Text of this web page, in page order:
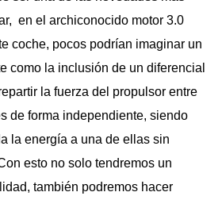
en el archiconocido motor 3.0
coche, pocos podrían imaginar un
como la inclusión de un diferencial
la fuerza del propulsor entre
de forma independiente, siendo
la energía a una de ellas sin
esto no solo tendremos un
también podremos hacer